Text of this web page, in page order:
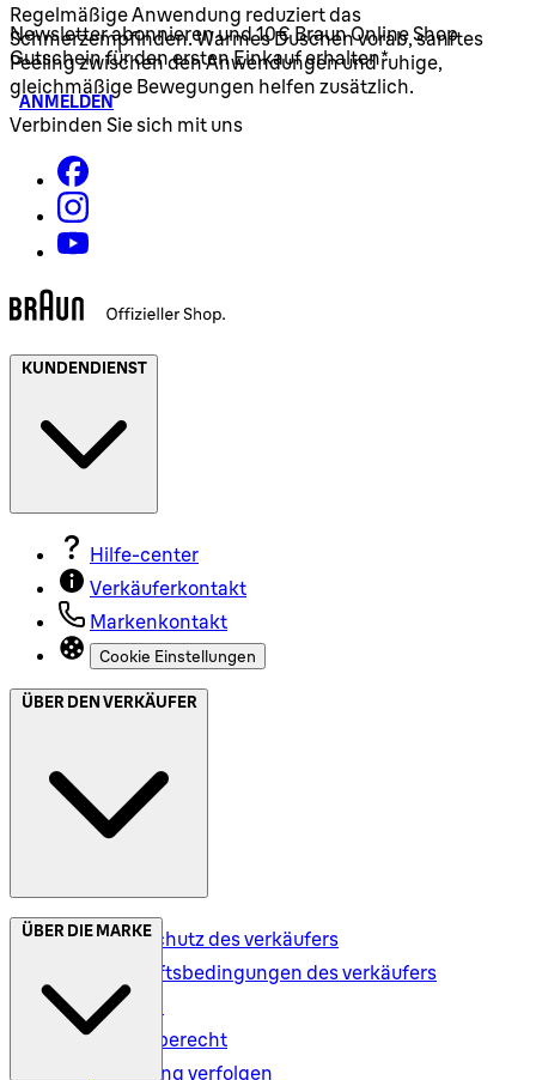
Regelmäßige Anwendung reduziert das
Schmerzempfinden. Warmes Duschen vorab, sanftes
Peeling zwischen den Anwendungen und ruhige,
gleichmäßige Bewegungen helfen zusätzlich.
Newsletter abonnieren und 10€ Braun Online Shop
Gutschein für den ersten Einkauf erhalten*
ANMELDEN
Verbinden Sie sich mit uns
KUNDENDIENST
Hilfe-center
Verkäuferkontakt
Markenkontakt
Cookie Einstellungen
ÜBER DEN VERKÄUFER
Datenschutz des verkäufers
Geschäftsbedingungen des verkäufers
Versand
Rückgaberecht
Bestellung verfolgen
ÜBER DIE MARKE